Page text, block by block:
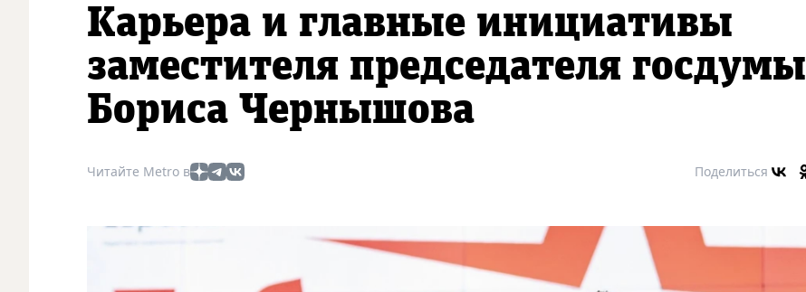
Карьера и главные инициативы
заместителя председателя госдумы
Бориса Чернышова
Читайте Metro в Поделиться